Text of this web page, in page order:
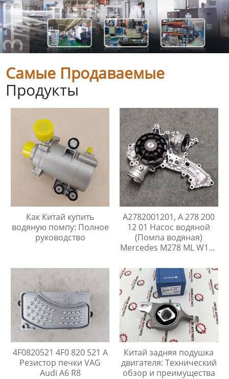
Самые Продаваемые
Продукты
Как Китай купить
водяную помпу: Полное
руководство
A2782001201, A 278 200
12 01 Насос водяной
(Помпа водяная)
Mercedes M278 ML W166
C216 CLS C218 S C217
W221 W222 SL R231
4F0820521 4F0 820 521 A
Резистор печки VAG
Audi A6 R8
Китай задняя подушка
двигателя: Технический
обзор и преимущества